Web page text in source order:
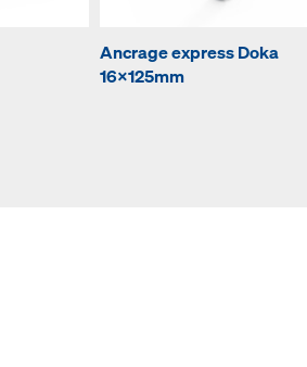
Ancrage express Doka
16x125mm